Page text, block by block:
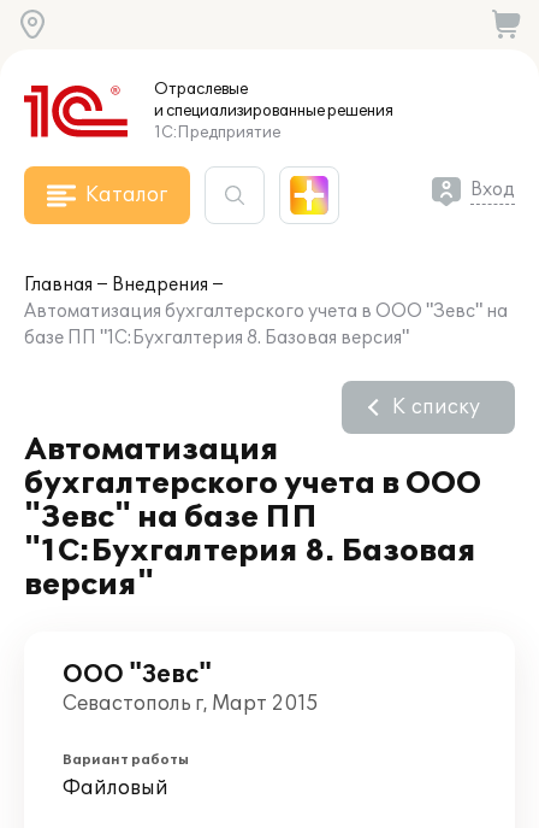
Отраслевые
и специализированныерешения
1С:Предприятие
Каталог Вход
Главная
Внедрения
Автоматизация бухгалтерского учета в ООО "Зевс" на
базе ПП "1С:Бухгалтерия 8. Базовая версия"
Автоматизация
бухгалтерского учета в ООО
"Зевс" на базе ПП
"1С:Бухгалтерия 8. Базовая
версия"
К списку
ООО "Зевс"
Севастополь г, Март 2015
Вариант работы
Файловый